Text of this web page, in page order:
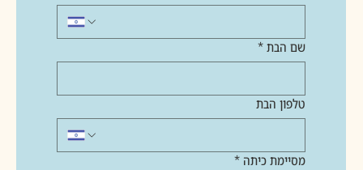
שם הבת*
טלפון הבת
מסיימת כיתה *